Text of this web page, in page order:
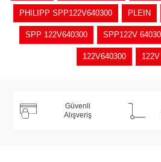
PHILIPP SPP122V640300 PLEIN
SPP 122V640300 SPP122V
122V640300
Güvenli
Alışveriş